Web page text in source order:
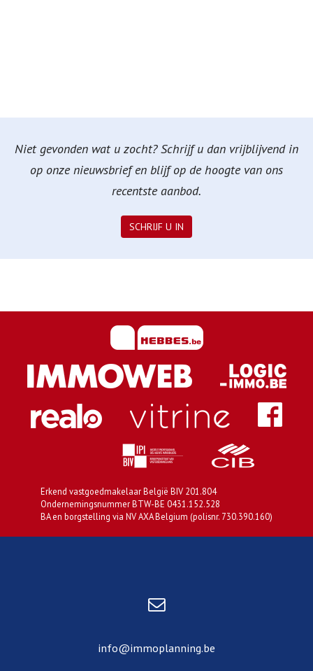
Niet gevonden wat u zocht? Schrijf u dan vrijblijvend in
op onze nieuwsbrief en blijf op de hoogte van ons
recentste aanbod.
SCHRIJF U IN
Erkend vastgoedmakelaar België BIV 201.804
Ondernemingsnummer BTW-BE 0431.152.528
BA en borgstelling via NV AXA Belgium (polisnr. 730.390.160)
info@immoplanning.be